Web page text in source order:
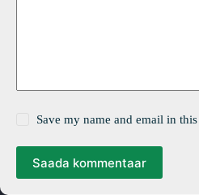
Save my name and email in
Saada kommentaar